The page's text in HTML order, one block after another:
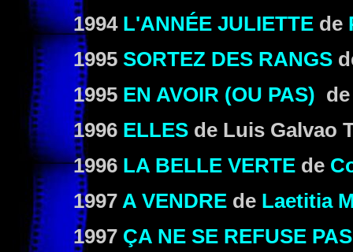
1994 L'ANNÉE JULIETTE de
1995 SORTEZ DES RANGS
1995 EN AVOIR (OU PAS)
1996 ELLES de Luis Galvao
1996 LA BELLE VERTE de
1997 A VENDRE de Laetitia
1997 ÇA NE SE REFUSE PAS